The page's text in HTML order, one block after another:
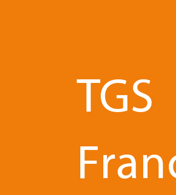
certain
, sur le fondement de normes internationales, à
les tribunaux nationaux qui jugent injustifié le
d’une indemnité adéquate ou toute autre
24 de la Charte Sociale européenne qui permet
à une indemnité adéquate ou à une autre réparation
dans le cadre du texte décrié, le Conseil
ne méconnaissant pas la garantie des droits
le Conseil d’Etat, saisi d’une requête en référé
par le Parlement, a jugé que ces dispositions
visés ci-avant (CE 7-122017 n° 415243).
TGS